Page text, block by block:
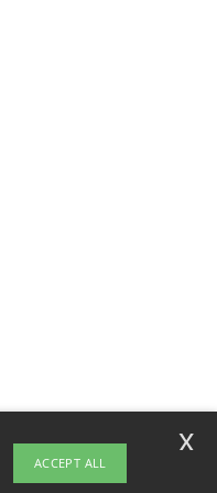
ACCEPT ALL
x